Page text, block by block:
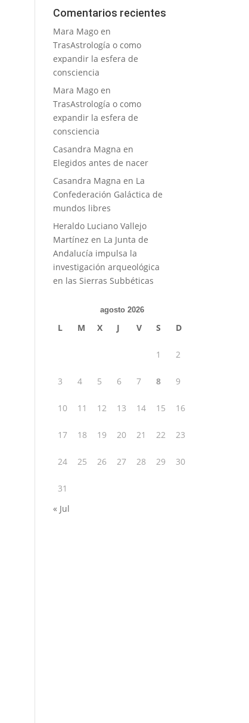
Comentarios recientes
Mara Mago en
TrasAstrología o como
expandir la esfera de
consciencia
Mara Mago en
TrasAstrología o como
expandir la esfera de
consciencia
Casandra Magna en
Elegidos antes de nacer
Casandra Magna en La
Confederación Galáctica de
mundos libres
Heraldo Luciano Vallejo
Martínez en La Junta de
Andalucía impulsa la
investigación arqueológica
en las Sierras Subbéticas
agosto 2026
L M X J V S D
1 2
3 4 5 6 7 8 9
10 11 12 13 14 15 16
17 18 19 20 21 22 23
24 25 26 27 28 29 30
31
« Jul